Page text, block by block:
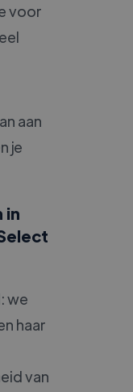
voor
aan
je
in
we
haar
van